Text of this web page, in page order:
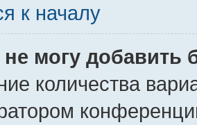
к началу
могу добавить
количества